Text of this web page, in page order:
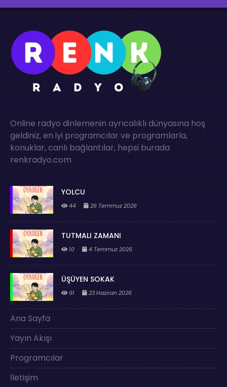
Online radyo dinlemenin ayrıcalıklı dünyasına hoş
geldiniz, en iyi programcılar ve programlarla,
konuklar, canlı bağlantılar, hepsi burada
renkradyo.com
YOLCU
44 26 Temmuz 2026
TUTMALI ZAMANI
10 4 Temmuz 2026
ÜŞÜYEN SOKAK
91 23 Haziran 2026
Ana Sayfa
Yayın Akışı
Programcılar
İletişim